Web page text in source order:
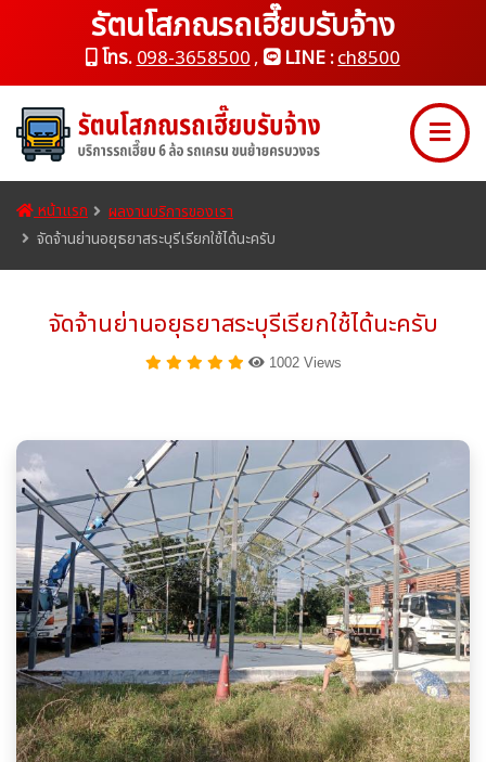
รัตนโสภณรถเฮี๊ยบรับจ้าง
โทร.098-3658500, LINE :ch8500
หน้าแรก
ผลงานบริการของเรา
จัดจ้านย่านอยุธยาสระบุรีเรียกใช้ได้นะครับ
จัดจ้านย่านอยุธยาสระบุรีเรียกใช้ได้นะครับ
1002 Views